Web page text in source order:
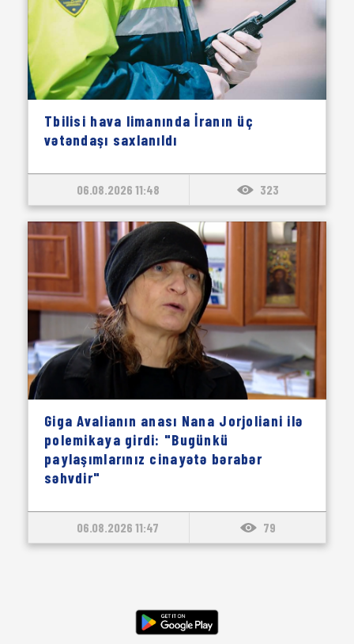
Tbilisi hava limanında İranın üç
vətəndaşı saxlanıldı
06.08.2026 11:48 323
Giga Avalianın anası Nana Jorjoliani ilə
polemikaya girdi: "Bugünkü
paylaşımlarınız cinayətə bərabər
səhvdir"
06.08.2026 11:47 79